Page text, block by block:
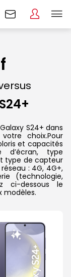
Galaxy S24+ dans
choix.Pour
et capacités
d’écran, type
type de capteur
: 4G, 4G+,
(technologie,
ci-dessous le
modèles.